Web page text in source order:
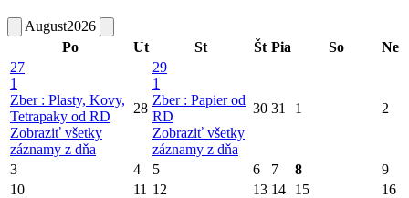
August2026
Po
Ut St Št Pia So
Ne
27
1
Zber : Plasty, Kovy,
Tetrapaky od RD
Zobraziť všetky
záznamy z dňa
28
29
1
Zber : Papier od
RD
Zobraziť všetky
záznamy z dňa
30 31 1 2
3 4 5 6 7 8
9
10
11 12 13 14 15
16